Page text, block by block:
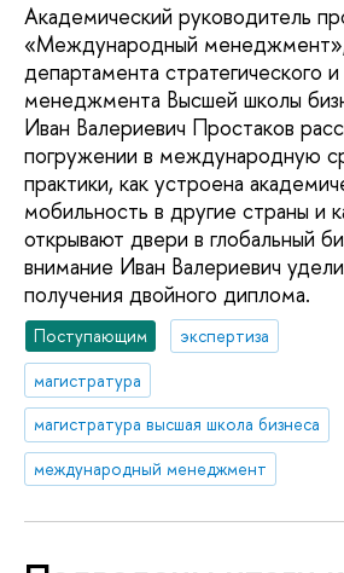
Академический руководитель
«Международный
департамента стратегического
менеджмента Высшей школы
Иван Валериевич Простаков
погружении в международную
практики, как устроена
мобильность в другие страны и
открывают двери в глобальный
внимание Иван Валериевич
получения двойного диплома.
Поступающим
экспертиза
магистратура
магистратура высшая школа бизнеса
международный менеджмент